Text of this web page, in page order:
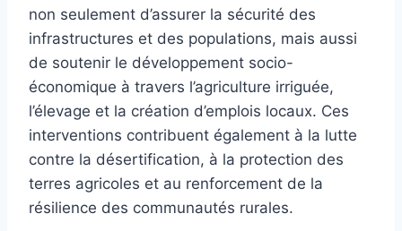
non seulement d’assurer la sécurité des
infrastructures et des populations, mais aussi
de soutenir le développement socio-
économique à travers l’agriculture irriguée,
l’élevage et la création d’emplois locaux. Ces
interventions contribuent également à la lutte
contre la désertification, à la protection des
terres agricoles et au renforcement de la
résilience des communautés rurales.